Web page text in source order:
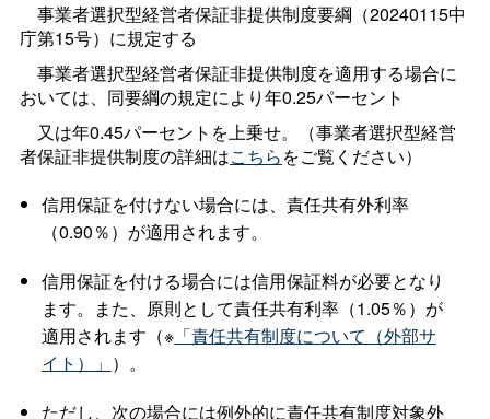
事業者選択型経営者保証非提供制度要綱（20240115中
庁第15号）に規定する
事業者選択型経営者保証非提供制度を適用する場合に
おいては、同要綱の規定により年0.25パーセント
又は年0.45パーセントを上乗せ。（事業者選択型経営
者保証非提供制度の詳細はこちらをご覧ください）
信用保証を付けない場合には、責任共有外利率
（0.90％）が適用されます。
信用保証を付ける場合には信用保証料が必要となり
ます。また、原則として責任共有利率（1.05％）が
適用されます（※「責任共有制度について（外部サ
イト）」 ）。
ただし、次の場合には例外的に責任共有制度対象外